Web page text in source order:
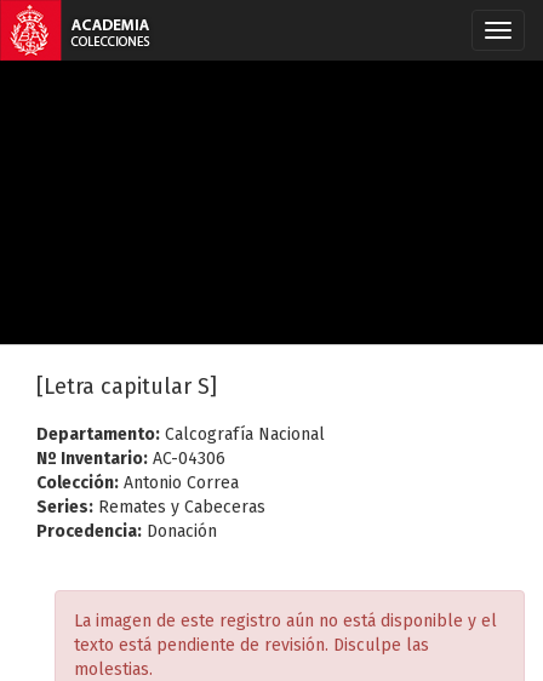
[Letra capitular S]
Departamento: Calcografía Nacional
Nº Inventario: AC-04306
Colección: Antonio Correa
Series: Remates y Cabeceras
Procedencia: Donación
La imagen de este registro aún no está disponible y el
texto está pendiente de revisión. Disculpe las
molestias.